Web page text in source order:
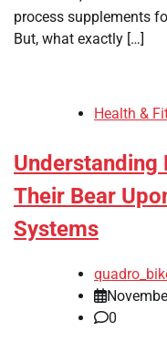
process supplements
But, what exactly […]
Health &
Understanding
Their Bear
Systems
0